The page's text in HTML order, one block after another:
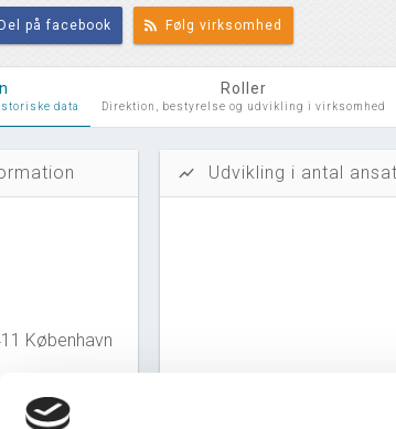
Del på facebook Følg virksomhed
data
Roller
Direktion, bestyrelse og udvikling i virksomhed
København
show_chart Udvikling i antal